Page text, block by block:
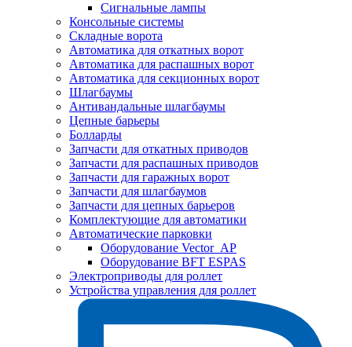
Сигнальные лампы
Консольные системы
Складные ворота
Автоматика для откатных ворот
Автоматика для распашных ворот
Автоматика для секционных ворот
Шлагбаумы
Антивандальные шлагбаумы
Цепные барьеры
Болларды
Запчасти для откатных приводов
Запчасти для распашных приводов
Запчасти для гаражных ворот
Запчасти для шлагбаумов
Запчасти для цепных барьеров
Комплектующие для автоматики
Автоматические парковки
Оборудование Vector_AP
Оборудование BFT ESPAS
Электроприводы для роллет
Устройства управления для роллет